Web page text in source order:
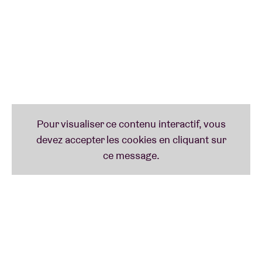
Lazzaro
, Geraldine Vanspauwen
explore les intersections entre la poésie, l'écriture de